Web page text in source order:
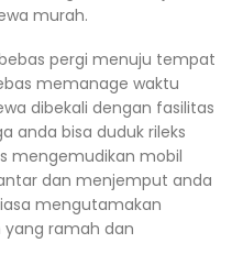
murah.
pergi menuju tempat
memanage waktu
dibekali dengan fasilitas
anda bisa duduk rileks
mengemudikan mobil
dan menjemput anda
mengutamakan
ramah dan